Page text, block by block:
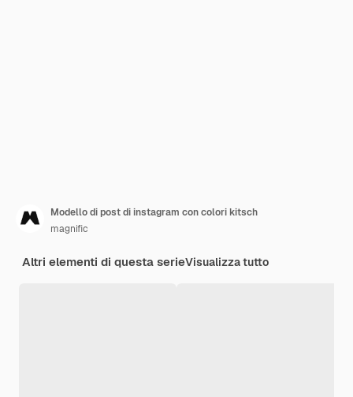
Modello di post di instagram con colori kitsch
magnific
Altri elementi di questa serieVisualizza tutto